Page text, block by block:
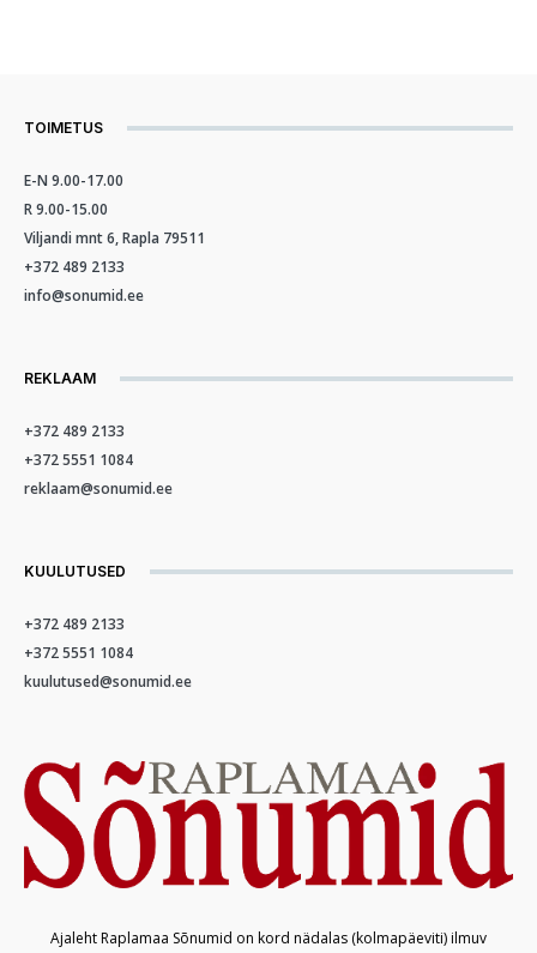
TOIMETUS
E-N 9.00-17.00
R 9.00-15.00
Viljandi mnt 6, Rapla 79511
+372 489 2133
info@sonumid.ee
REKLAAM
+372 489 2133
+372 5551 1084
reklaam@sonumid.ee
KUULUTUSED
+372 489 2133
+372 5551 1084
kuulutused@sonumid.ee
Ajaleht Raplamaa Sõnumid on kord nädalas (kolmapäeviti) ilmuv